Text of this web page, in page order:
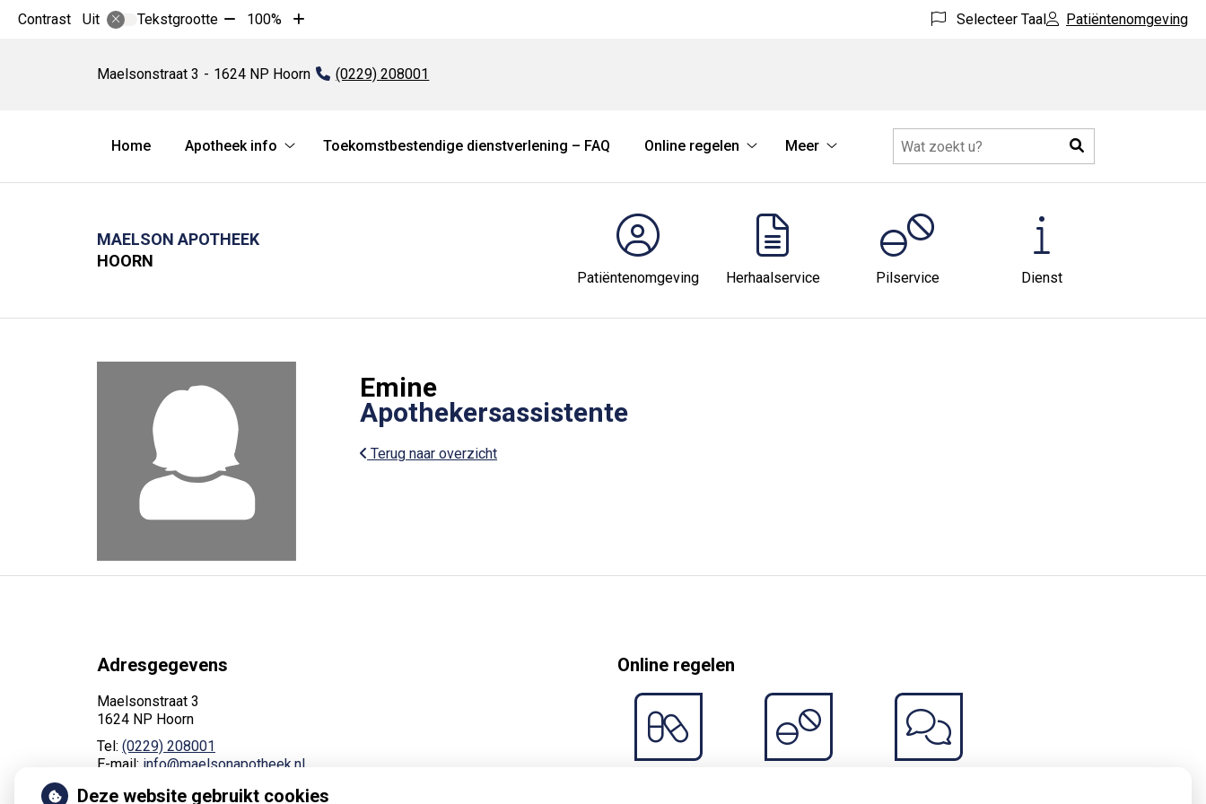
Contrast Uit Tekstgrootte Tekst
10%
100%
Tekst
10%
Selecteer Taal Patiëntenomgeving
Maelsonstraat 3 1624 NP Hoorn Tel:
(0229) 208001
Hoofdmenu
Home
Apotheek info
info
Toekomstbestendige dienstverlening – FAQ
Online regelen
regelen
submenu
Meer
submenu
Zoeken
MAELSON APOTHEEK
HOORN
Patiëntenomgeving Herhaalservice Pilservice Dienst
Emine
Apothekersassistente
Terug naar overzicht
Adresgegevens
Maelsonstraat 3
1624 NP Hoorn
Tel: (0229) 208001
E-mail: info@maelsonapotheek.nl
Online regelen
Deze website gebruikt cookies